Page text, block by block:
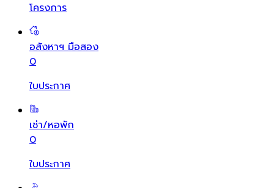
โครงการ
อสังหาฯ มือสอง
0
ใบประกาศ
เช่า/หอพัก
0
ใบประกาศ